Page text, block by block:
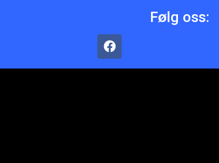
Følg oss: